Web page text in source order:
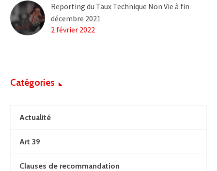
Reporting du Taux Technique Non Vie à fin
décembre 2021
2 février 2022
Catégories
Actualité
Art 39
Clauses de recommandation